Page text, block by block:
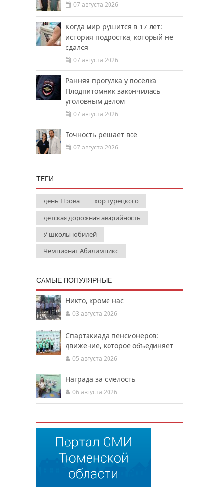
07 августа 2026
Когда мир рушится в 17 лет:
история подростка, который не
сдался
07 августа 2026
Ранняя прогулка у посёлка
Плодпитомник закончилась
уголовным делом
07 августа 2026
Точность решает всё
07 августа 2026
ТЕГИ
день Прова
хор турецкого
детская дорожная аварийность
У школы юбилей
Чемпионат Абилимпикс
САМЫЕ ПОПУЛЯРНЫЕ
Никто, кроме нас
03 августа 2026
Спартакиада пенсионеров:
движение, которое объединяет
05 августа 2026
Награда за смелость
06 августа 2026